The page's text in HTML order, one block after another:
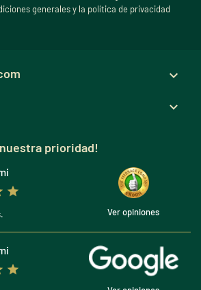
generales y la política de privacidad


prioridad!
Ver opiniones